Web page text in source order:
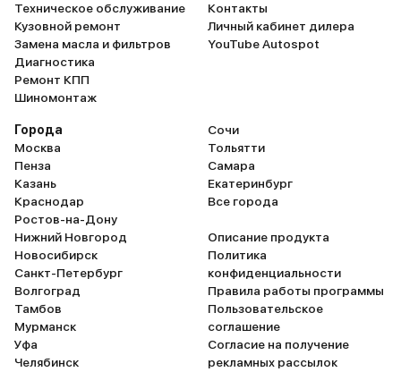
Техническое обслуживание
Кузовной ремонт
Замена масла и фильтров
Диагностика
Ремонт КПП
Шиномонтаж
Контакты
Личный кабинет дилера
YouTube Autospot
Города
Москва
Пенза
Казань
Краснодар
Ростов-на-Дону
Нижний Новгород
Новосибирск
Санкт-Петербург
Волгоград
Тамбов
Мурманск
Уфа
Челябинск
Сочи
Тольятти
Самара
Екатеринбург
Все города
Описание продукта
Политика
конфиденциальности
Правила работы программы
Пользовательское
соглашение
Согласие на получение
рекламных рассылок